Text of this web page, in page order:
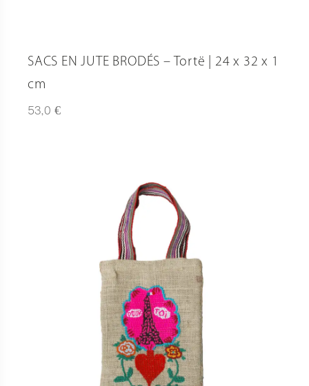
SACS EN JUTE BRODÉS – Tortë | 24 x 32 x 1
cm
53,0 €